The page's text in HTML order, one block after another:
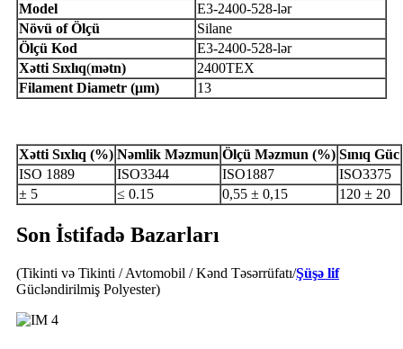
Model
E3-2400-528-lər
Növü of Ölçü
Silane
Ölçü Kod
E3-2400-528-lər
Xətti Sıxlıq(mətn)
2400TEX
Filament Diametr (μm) 13
Xətti Sıxlıq (%) Nəmlik Məzmun Ölçü Məzmun (%) Sınıq Güc
ISO 1889
ISO3344 ISO1887
ISO3375
± 5
≤ 0.15 0,55 ± 0,15 120 ± 20
Son İstifadə Bazarları
(Tikinti və Tikinti / Avtomobil / Kənd Təsərrüfatı/Şüşə lif
Gücləndirilmiş Polyester)